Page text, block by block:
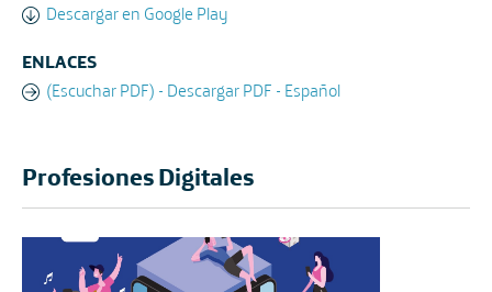
Descargar en Google Play
ENLACES
(Escuchar PDF) - Descargar PDF - Español
Profesiones Digitales